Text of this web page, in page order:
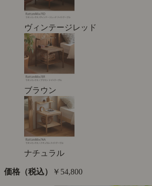
ヴィンテージレッド
ブラウン
ナチュラル
価格（税込） ￥54,800